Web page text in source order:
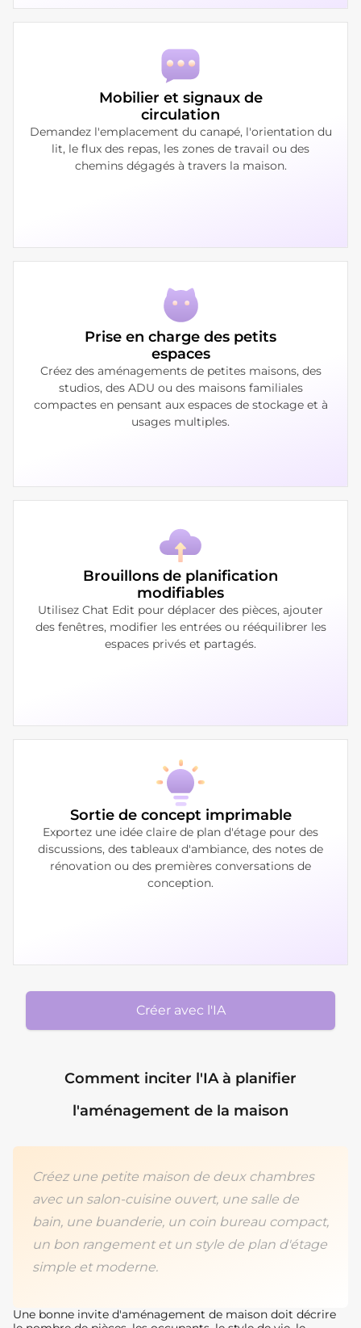
Mobilier et signaux de
circulation
Demandez l'emplacement du canapé, l'orientation du
lit, le flux des repas, les zones de travail ou des
chemins dégagés à travers la maison.
Prise en charge des petits
espaces
Créez des aménagements de petites maisons, des
studios, des ADU ou des maisons familiales
compactes en pensant aux espaces de stockage et à
usages multiples.
Brouillons de planification
modifiables
Utilisez Chat Edit pour déplacer des pièces, ajouter
des fenêtres, modifier les entrées ou rééquilibrer les
espaces privés et partagés.
Sortie de concept imprimable
Exportez une idée claire de plan d'étage pour des
discussions, des tableaux d'ambiance, des notes de
rénovation ou des premières conversations de
conception.
Créer avec l'IA
Comment inciter l'IA à planifier
l'aménagement de la maison
Créez une petite maison de deux chambres
avec un salon-cuisine ouvert, une salle de
bain, une buanderie, un coin bureau compact,
un bon rangement et un style de plan d'étage
simple et moderne.
Une bonne invite d'aménagement de maison doit décrire